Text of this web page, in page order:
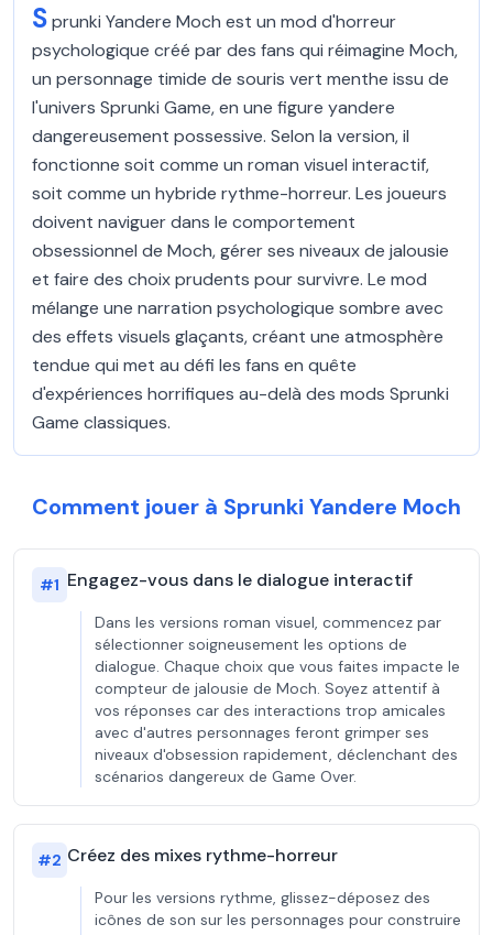
Sprunki Yandere Moch est un mod d'horreur
psychologique créé par des fans qui réimagine Moch,
un personnage timide de souris vert menthe issu de
l'univers Sprunki Game, en une figure yandere
dangereusement possessive. Selon la version, il
fonctionne soit comme un roman visuel interactif,
soit comme un hybride rythme-horreur. Les joueurs
doivent naviguer dans le comportement
obsessionnel de Moch, gérer ses niveaux de jalousie
et faire des choix prudents pour survivre. Le mod
mélange une narration psychologique sombre avec
des effets visuels glaçants, créant une atmosphère
tendue qui met au défi les fans en quête
d'expériences horrifiques au-delà des mods Sprunki
Game classiques.
Comment jouer à Sprunki Yandere Moch
#1 Engagez-vous dans le dialogue interactif
Dans les versions roman visuel, commencez par
sélectionner soigneusement les options de
dialogue. Chaque choix que vous faites impacte le
compteur de jalousie de Moch. Soyez attentif à
vos réponses car des interactions trop amicales
avec d'autres personnages feront grimper ses
niveaux d'obsession rapidement, déclenchant des
scénarios dangereux de Game Over.
#2 Créez des mixes rythme-horreur
Pour les versions rythme, glissez-déposez des
icônes de son sur les personnages pour construire